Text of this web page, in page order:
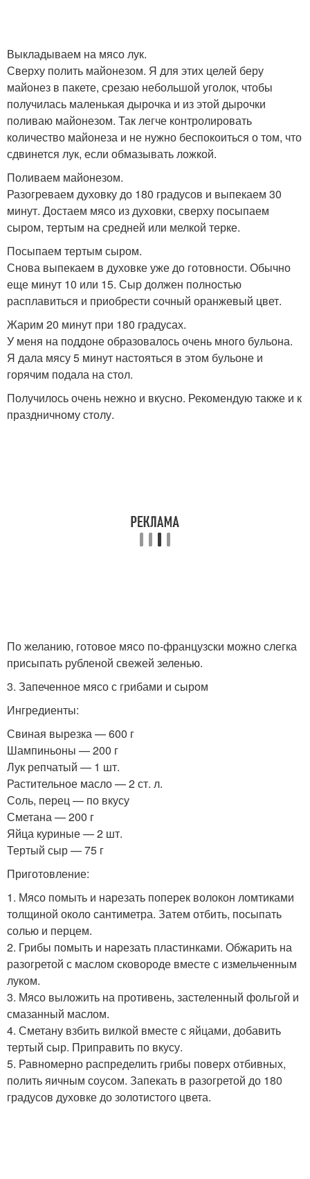
Выкладываем на мясо лук.
Сверху полить майонезом. Я для этих целей беру
майонез в пакете, срезаю небольшой уголок, чтобы
получилась маленькая дырочка и из этой дырочки
поливаю майонезом. Так легче контролировать
количество майонеза и не нужно беспокоиться о том, что
сдвинется лук, если обмазывать ложкой.
Поливаем майонезом.
Разогреваем духовку до 180 градусов и выпекаем 30
минут. Достаем мясо из духовки, сверху посыпаем
сыром, тертым на средней или мелкой терке.
Посыпаем тертым сыром.
Снова выпекаем в духовке уже до готовности. Обычно
еще минут 10 или 15. Сыр должен полностью
расплавиться и приобрести сочный оранжевый цвет.
Жарим 20 минут при 180 градусах.
У меня на поддоне образовалось очень много бульона.
Я дала мясу 5 минут настояться в этом бульоне и
горячим подала на стол.
Получилось очень нежно и вкусно. Рекомендую также и к
праздничному столу.
По желанию, готовое мясо по-французски можно слегка
присыпать рубленой свежей зеленью.
3. Запеченное мясо с грибами и сыром
Ингредиенты:
Свиная вырезка — 600 г
Шампиньоны — 200 г
Лук репчатый — 1 шт.
Растительное масло — 2 ст. л.
Соль, перец — по вкусу
Сметана — 200 г
Яйца куриные — 2 шт.
Тертый сыр — 75 г
Приготовление:
1. Мясо помыть и нарезать поперек волокон ломтиками
толщиной около сантиметра. Затем отбить, посыпать
солью и перцем.
2. Грибы помыть и нарезать пластинками. Обжарить на
разогретой с маслом сковороде вместе с измельченным
луком.
3. Мясо выложить на противень, застеленный фольгой и
смазанный маслом.
4. Сметану взбить вилкой вместе с яйцами, добавить
тертый сыр. Приправить по вкусу.
5. Равномерно распределить грибы поверх отбивных,
полить яичным соусом. Запекать в разогретой до 180
градусов духовке до золотистого цвета.